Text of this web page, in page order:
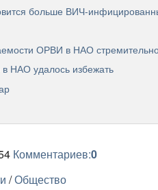
больше ВИЧ-
ОРВИ в НАО
НАО удалось избежать
Комментариев:0
/Общество